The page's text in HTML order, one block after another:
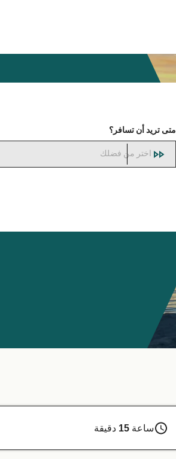
متى تريد أن تسافر؟
اختر من فضلك
ساعة15 دقيقة